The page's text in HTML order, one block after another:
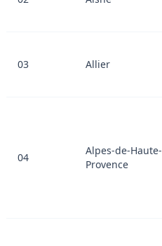
03 Allier
04
Alpes-de-Haute-
Provence